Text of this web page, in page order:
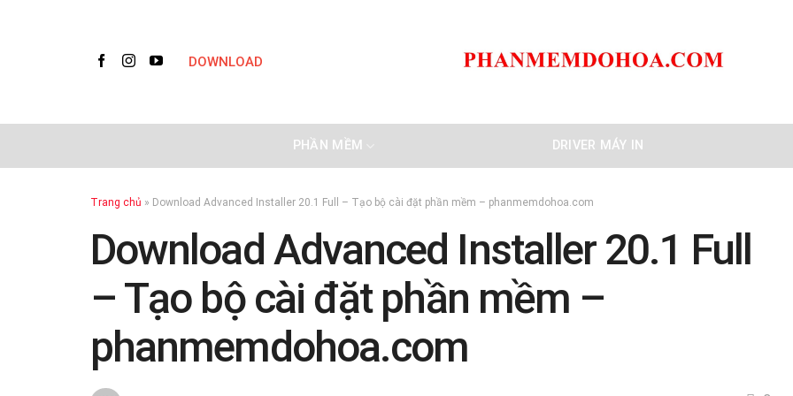
DOWNLOAD
PHẦN MỀM DRIVER MÁY IN
Trang chủ » Download Advanced Installer 20.1 Full – Tạo bộ cài đặt phần mềm – phanmemdohoa.com
Download Advanced Installer 20.1 Full
– Tạo bộ cài đặt phần mềm –
phanmemdohoa.com